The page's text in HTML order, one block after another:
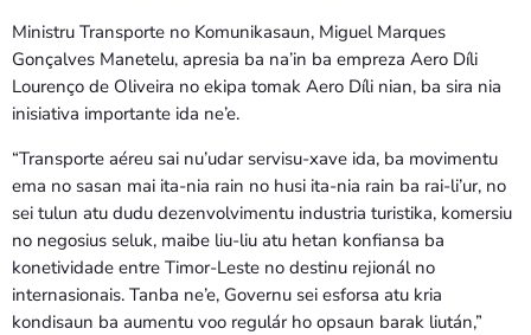
Ministru Transporte no Komunikasaun, Miguel Marques
Gonçalves Manetelu, apresia ba na’in ba empreza Aero Díli
Lourenço de Oliveira no ekipa tomak Aero Díli nian, ba sira nia
inisiativa importante ida ne’e.
“Transporte aéreu sai nu’udar servisu-xave ida, ba movimentu
ema no sasan mai ita-nia rain no husi ita-nia rain ba rai-li’ur, no
sei tulun atu dudu dezenvolvimentu industria turistika, komersiu
no negosius seluk, maibe liu-liu atu hetan konfiansa ba
konetividade entre Timor-Leste no destinu rejionál no
internasionais. Tanba ne’e, Governu sei esforsa atu kria
kondisaun ba aumentu voo regulár ho opsaun barak liután,”